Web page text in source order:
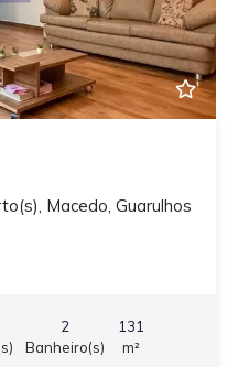
Macedo, Guarulhos
2
Banheiro(s)
131
m²